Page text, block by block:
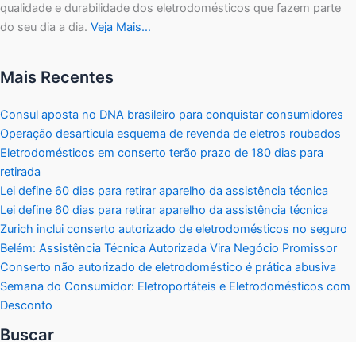
qualidade e durabilidade dos eletrodomésticos que fazem parte
do seu dia a dia. Veja Mais…
Mais Recentes
Consul aposta no DNA brasileiro para conquistar consumidores
Operação desarticula esquema de revenda de eletros roubados
Eletrodomésticos em conserto terão prazo de 180 dias para
retirada
Lei define 60 dias para retirar aparelho da assistência técnica
Lei define 60 dias para retirar aparelho da assistência técnica
Zurich inclui conserto autorizado de eletrodomésticos no seguro
Belém: Assistência Técnica Autorizada Vira Negócio Promissor
Conserto não autorizado de eletrodoméstico é prática abusiva
Semana do Consumidor: Eletroportáteis e Eletrodomésticos com
Desconto
Buscar